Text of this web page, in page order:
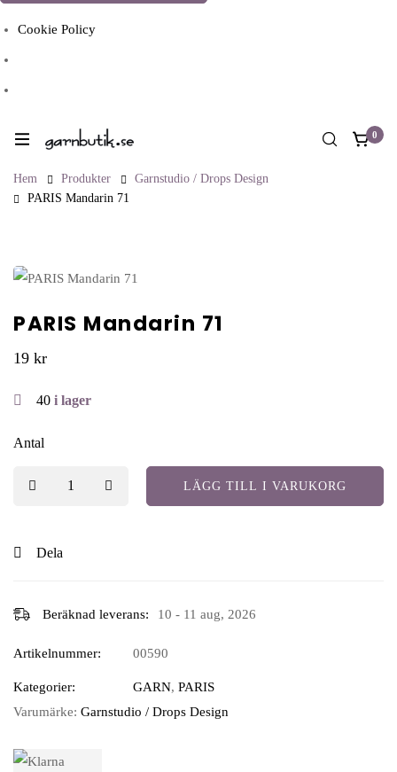
Cookie Policy
0
Hem Produkter
Garnstudio / Drops Design
PARIS Mandarin 71
PARIS Mandarin 71
19 kr
40 i lager
Antal
LÄGG TILL I VARUKORG
Dela
Beräknad leverans: 10 - 11 aug, 2026
Artikelnummer: 00590
Kategorier: GARN, PARIS
Varumärke: Garnstudio / Drops Design